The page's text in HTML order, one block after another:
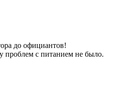
до официантов!
проблем с питанием не было.